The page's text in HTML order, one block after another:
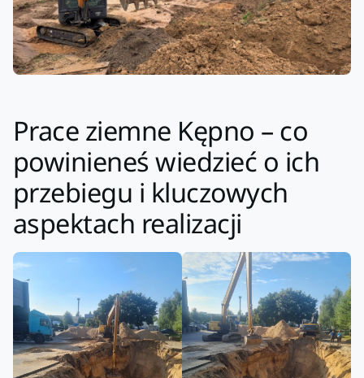
Prace ziemne Kępno – co
powinieneś wiedzieć o ich
przebiegu i kluczowych
aspektach realizacji